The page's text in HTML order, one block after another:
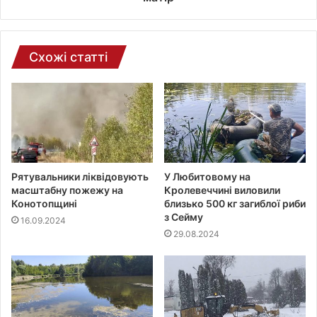
ш
и
Схожі статті
Рятувальники ліквідовують
масштабну пожежу на
Конотопщині
16.09.2024
У Любитовому на
Кролевеччині виловили
близько 500 кг загиблої риби
з Сейму
29.08.2024